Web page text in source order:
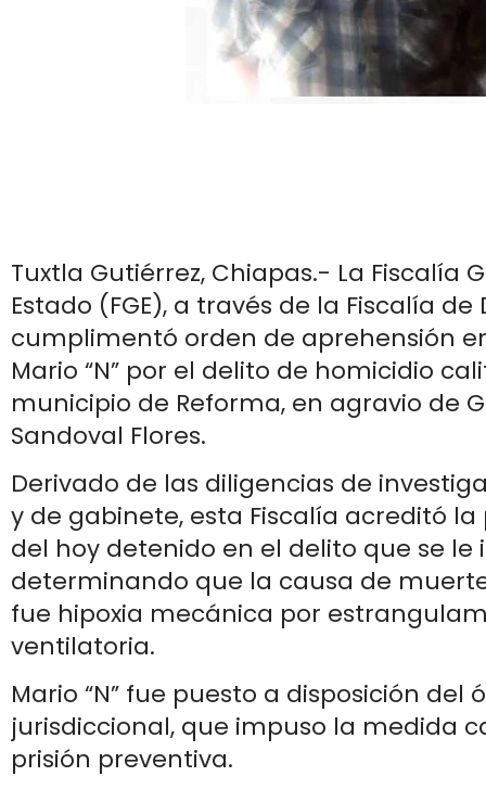
Tuxtla Gutiérrez, Chiapas.- La Fiscalía
Estado (FGE), a través de la Fiscalía de
cumplimentó orden de aprehensión
Mario “N” por el delito de homicidio
municipio de Reforma, en agravio de
Sandoval Flores.
Derivado de las diligencias de
y de gabinete, esta Fiscalía acreditó
del hoy detenido en el delito que se le
determinando que la causa de
fue hipoxia mecánica por
ventilatoria.
Mario “N” fue puesto a disposición del
jurisdiccional, que impuso la medida
prisión preventiva.